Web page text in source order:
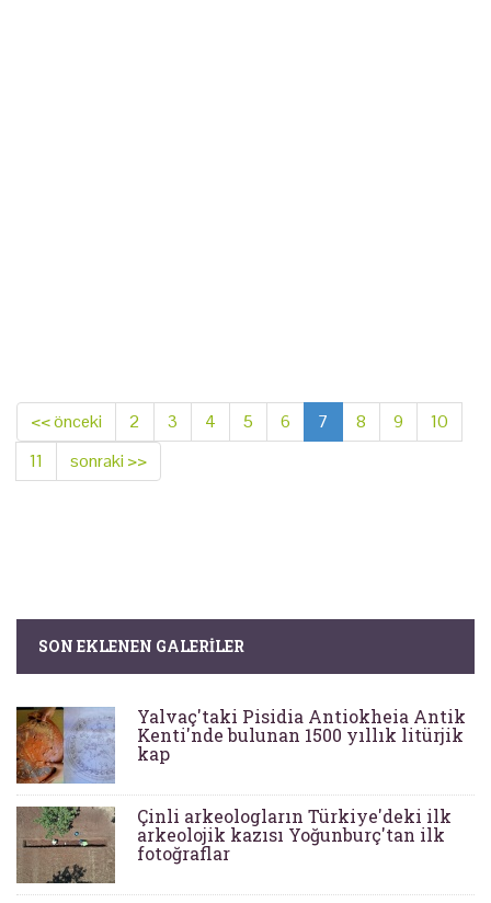
<< önceki 2 3 4 5 6 7 8 9
10
11
sonraki >>
SON EKLENEN GALERILER
Yalvaç'taki Pisidia Antiokheia Antik
Kenti'nde bulunan 1500 yıllık litürjik
kap
Çinli arkeologların Türkiye'deki ilk
arkeolojik kazısı Yoğunburç'tan ilk
fotoğraflar